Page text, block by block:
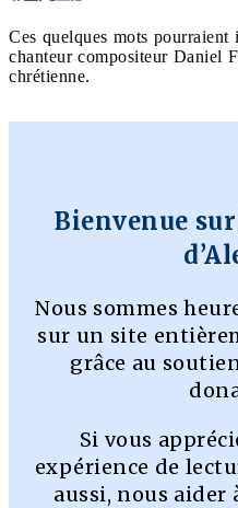
Ces quelques mots
chanteur compositeur Daniel
chrétienne.
Bienvenue
Nous sommes
sur un site
grâce au
Si vous
expérience de
aussi, nous aider